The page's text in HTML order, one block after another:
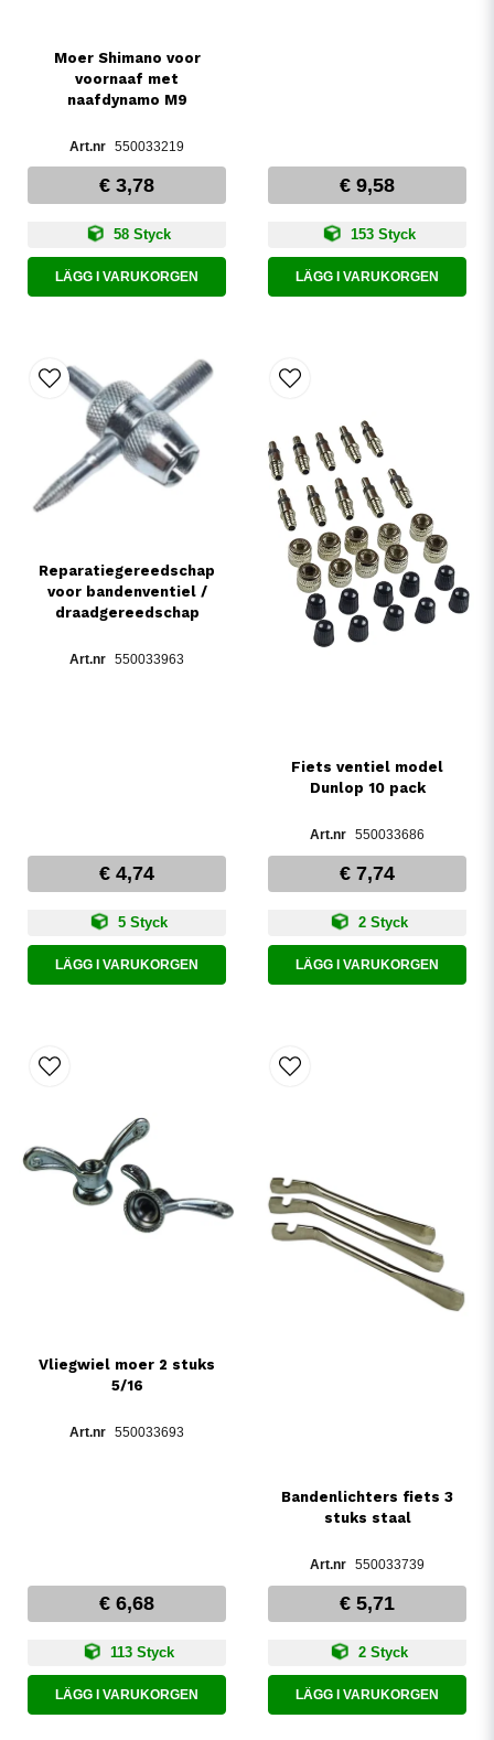
Moer Shimano voor
voornaaf met
naafdynamo M9
550033219
€ 3,78
58 Styck
LÄGG I VARUKORGEN
€ 9,58
153 Styck
LÄGG I VARUKORGEN
Reparatiegereedschap
voor bandenventiel /
draadgereedschap
550033963
€ 4,74
5 Styck
LÄGG I VARUKORGEN
Fiets ventiel model
Dunlop 10 pack
550033686
€ 7,74
2 Styck
LÄGG I VARUKORGEN
Vliegwiel moer 2 stuks
5/16
550033693
€ 6,68
113 Styck
LÄGG I VARUKORGEN
Bandenlichters fiets 3
stuks staal
550033739
€ 5,71
2 Styck
LÄGG I VARUKORGEN